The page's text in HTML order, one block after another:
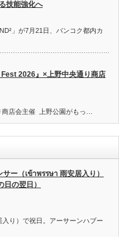
技能強化へ
」が7月21日、バンコク都内カ
2026』×上野中央通り商店
商店会主催 上野公園がもっ…
ー（เข้าพรรษา 雨安居入り）
の翌日）
り）で祝日。アーサーンハブー